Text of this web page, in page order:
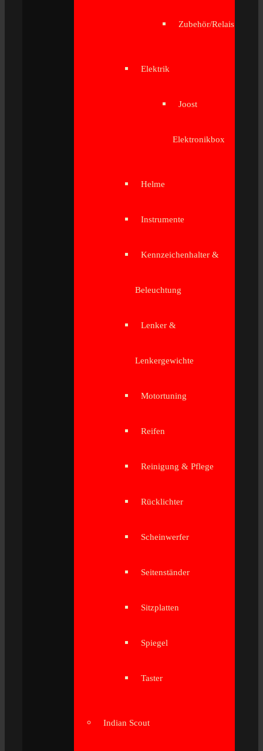
Zubehör/Relais
Elektrik
Joost
Elektronikbox
Helme
Instrumente
Kennzeichenhalter &
Beleuchtung
Lenker &
Lenkergewichte
Motortuning
Reifen
Reinigung & Pflege
Rücklichter
Scheinwerfer
Seitenständer
Sitzplatten
Spiegel
Taster
Indian Scout